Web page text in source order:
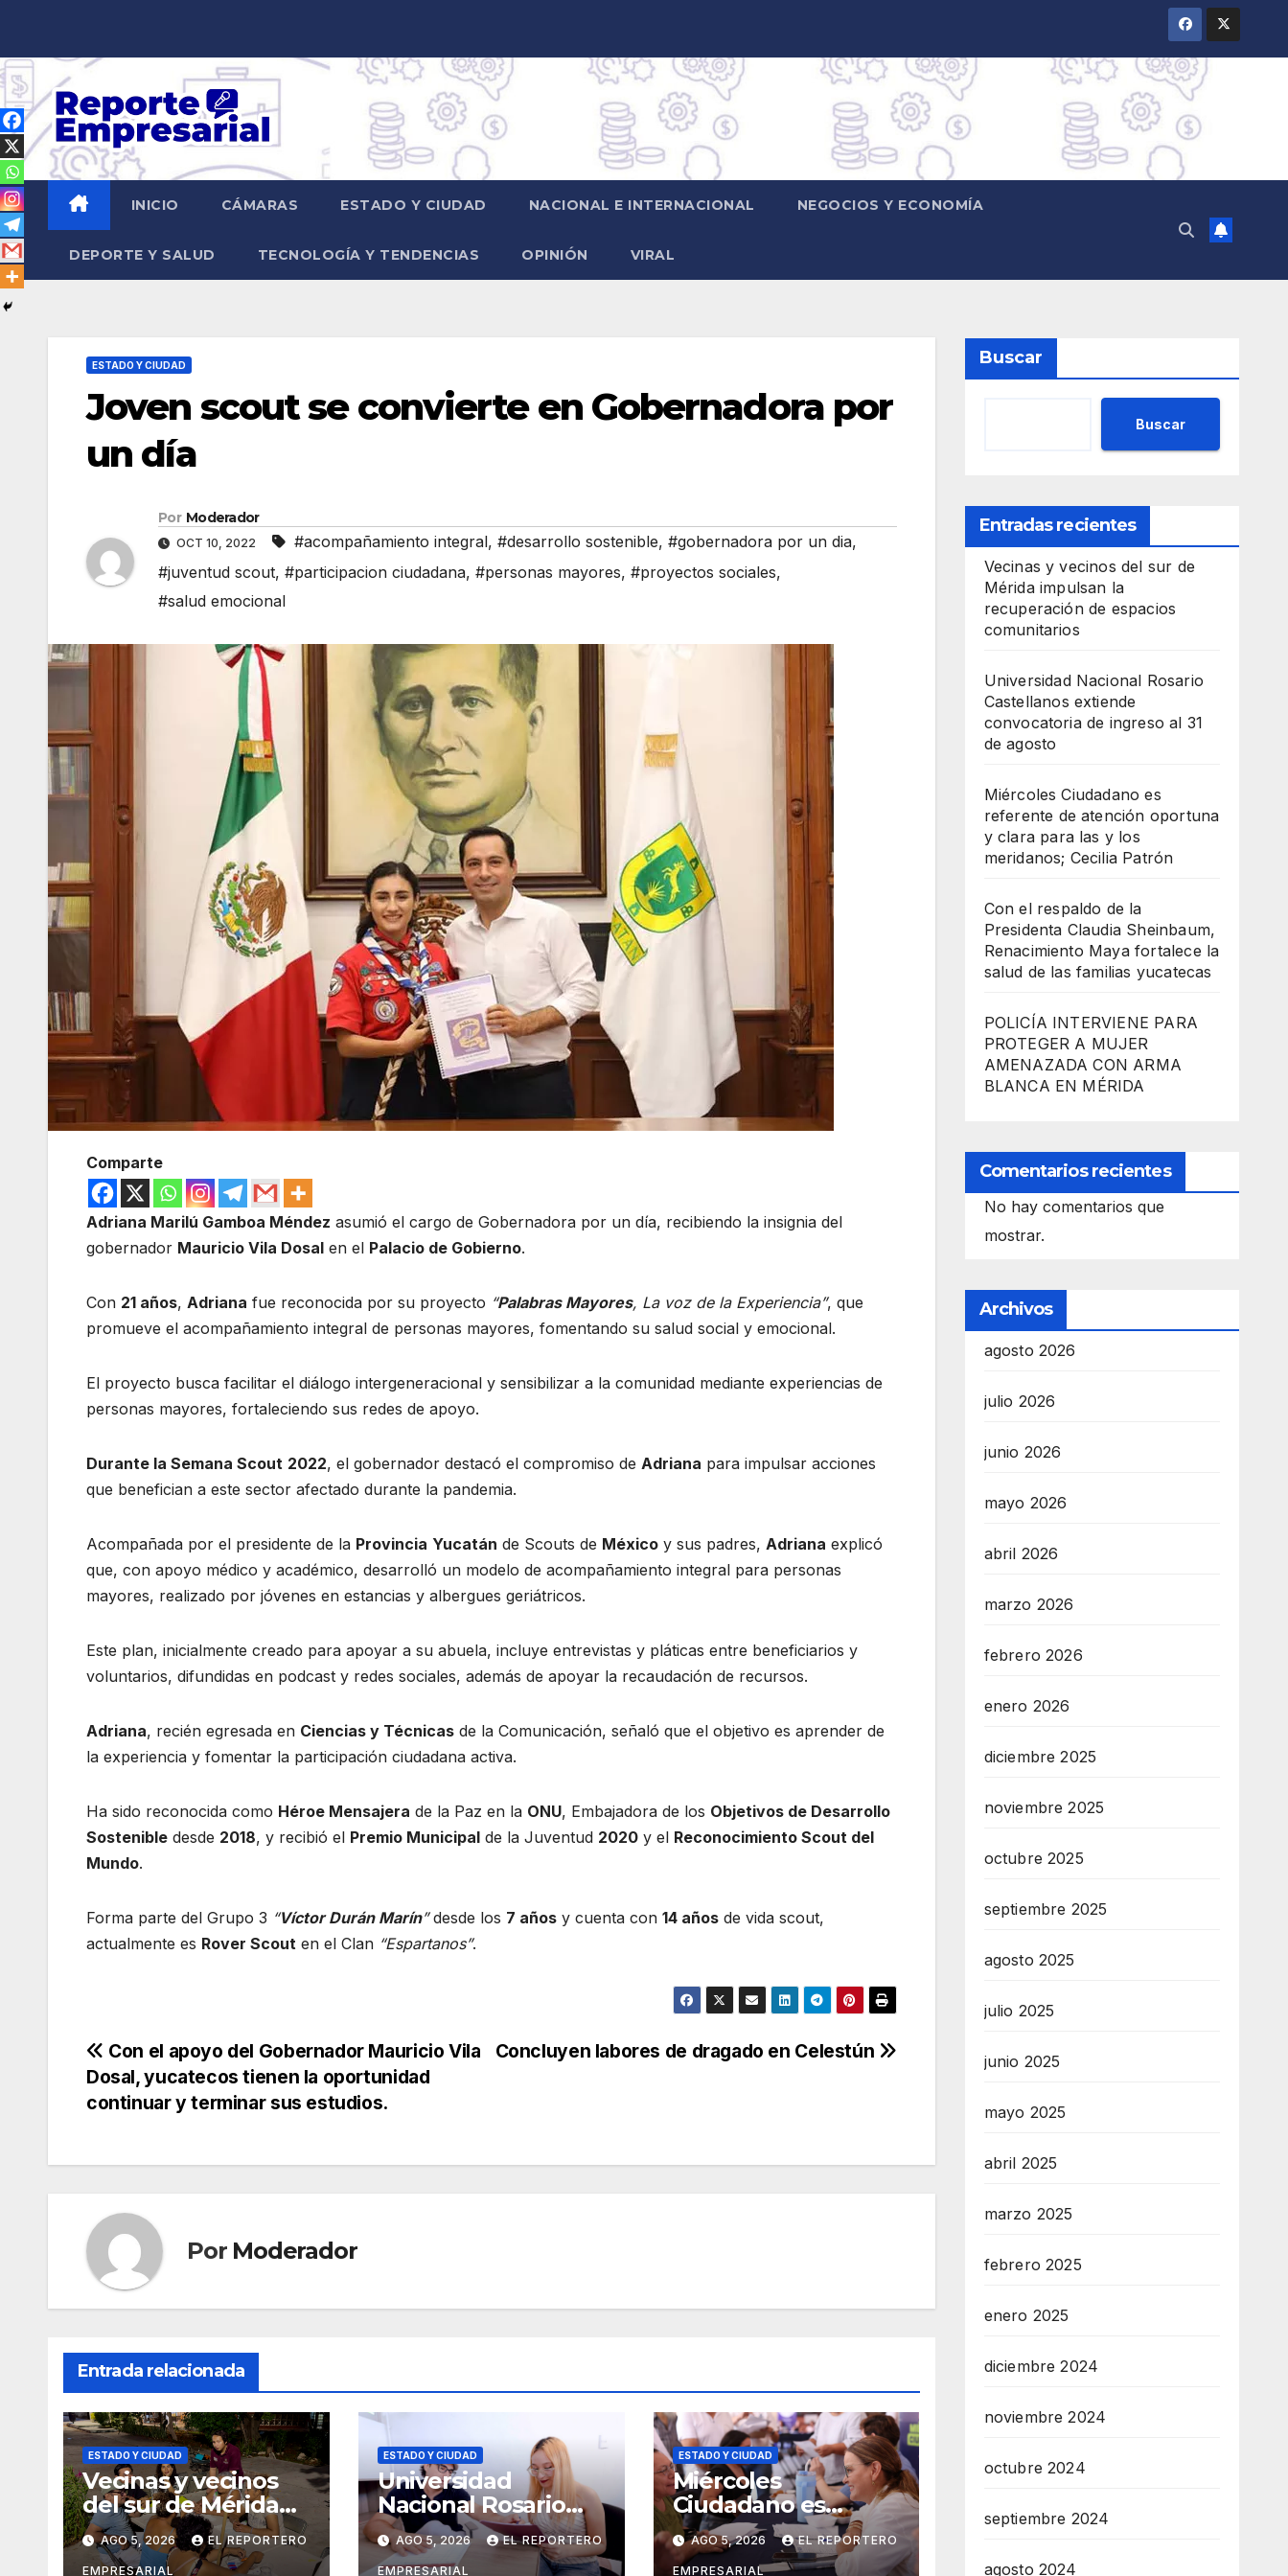
contenido
INICIO CÁMARAS ESTADO Y CIUDAD NACIONAL E INTERNACIONAL NEGOCIOS Y ECONOMÍA
DEPORTE Y SALUD TECNOLOGÍA Y TENDENCIAS OPINIÓN VIRAL
ESTADO Y CIUDAD
Joven scout se convierte en Gobernadora por
un día
Por Moderador
OCT 10, 2022 #acompañamiento integral, #desarrollo sostenible, #gobernadora por un dia,
#juventud scout, #participacion ciudadana, #personas mayores, #proyectos sociales,
#salud emocional
Comparte
Adriana Marilú Gamboa Méndez asumió el cargo de Gobernadora por un día, recibiendo la insignia del
gobernador Mauricio Vila Dosal en el Palacio de Gobierno.
Con 21 años, Adriana fue reconocida por su proyecto “Palabras Mayores, La voz de la Experiencia”, que
promueve el acompañamiento integral de personas mayores, fomentando su salud social y emocional.
El proyecto busca facilitar el diálogo intergeneracional y sensibilizar a la comunidad mediante experiencias de
personas mayores, fortaleciendo sus redes de apoyo.
Durante la Semana Scout 2022, el gobernador destacó el compromiso de Adriana para impulsar acciones
que benefician a este sector afectado durante la pandemia.
Acompañada por el presidente de la Provincia Yucatán de Scouts de México y sus padres, Adriana explicó
que, con apoyo médico y académico, desarrolló un modelo de acompañamiento integral para personas
mayores, realizado por jóvenes en estancias y albergues geriátricos.
Este plan, inicialmente creado para apoyar a su abuela, incluye entrevistas y pláticas entre beneficiarios y
voluntarios, difundidas en podcast y redes sociales, además de apoyar la recaudación de recursos.
Adriana, recién egresada en Ciencias y Técnicas de la Comunicación, señaló que el objetivo es aprender de
la experiencia y fomentar la participación ciudadana activa.
Ha sido reconocida como Héroe Mensajera de la Paz en la ONU, Embajadora de los Objetivos de Desarrollo
Sostenible desde 2018, y recibió el Premio Municipal de la Juventud 2020 y el Reconocimiento Scout del
Mundo.
Forma parte del Grupo 3 “Víctor Durán Marín”desde los 7 años y cuenta con 14 años de vida scout,
actualmente es Rover Scout en el Clan “Espartanos”.
Navegación
de
Concluyen labores de dragado en Celestún
Con el apoyo del Gobernador Mauricio Vila
Dosal, yucatecos tienen la oportunidad
continuar y terminar sus estudios.
Por Moderador
Entrada relacionada
ESTADO Y CIUDAD
Vecinas y vecinos
del sur de Mérida
impulsan la
recuperación de
AGO 5, 2026 EL REPORTERO
EMPRESARIAL
ESTADO Y CIUDAD
Universidad
Nacional Rosario
Castellanos
extiende
AGO 5, 2026 EL REPORTERO
EMPRESARIAL
ESTADO Y CIUDAD
Miércoles
Ciudadano es
referente de
atención oportuna
AGO 5, 2026 EL REPORTERO
EMPRESARIAL
Buscar
Buscar
Entradas recientes
Vecinas y vecinos del sur de
Mérida impulsan la
recuperación de espacios
comunitarios
Universidad Nacional Rosario
Castellanos extiende
convocatoria de ingreso al 31
de agosto
Miércoles Ciudadano es
referente de atención oportuna
y clara para las y los
meridanos; Cecilia Patrón
Con el respaldo de la
Presidenta Claudia Sheinbaum,
Renacimiento Maya fortalece la
salud de las familias yucatecas
POLICÍA INTERVIENE PARA
PROTEGER A MUJER
AMENAZADA CON ARMA
BLANCA EN MÉRIDA
Comentarios recientes
No hay comentarios que
mostrar.
Archivos
agosto 2026
julio 2026
junio 2026
mayo 2026
abril 2026
marzo 2026
febrero 2026
enero 2026
diciembre 2025
noviembre 2025
octubre 2025
septiembre 2025
agosto 2025
julio 2025
junio 2025
mayo 2025
abril 2025
marzo 2025
febrero 2025
enero 2025
diciembre 2024
noviembre 2024
octubre 2024
septiembre 2024
agosto 2024